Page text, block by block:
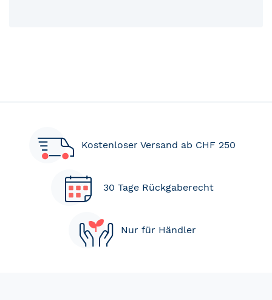
Kostenloser Versand ab CHF 250
30 Tage Rückgaberecht
Nur für Händler